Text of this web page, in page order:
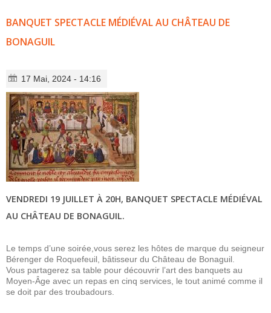
BANQUET SPECTACLE MÉDIÉVAL AU CHÂTEAU DE
BONAGUIL
17 Mai, 2024 - 14:16
VENDREDI 19 JUILLET À 20H, BANQUET SPECTACLE MÉDIÉVAL
AU CHÂTEAU DE BONAGUIL.
Le temps d’une soirée,vous serez les hôtes de marque du seigneur
Bérenger de Roquefeuil, bâtisseur du Château de Bonaguil.
Vous partagerez sa table pour découvrir l’art des banquets au
Moyen-Âge avec un repas en cinq services, le tout animé comme il
se doit par des troubadours.